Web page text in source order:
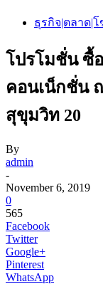
ธุรกิจ|ตลาด|
โปรโมชั่น ซื้
คอนเน็กชั่น
สุขุมวิท 20
By
admin
-
November 6, 2019
0
565
Facebook
Twitter
Google+
Pinterest
WhatsApp